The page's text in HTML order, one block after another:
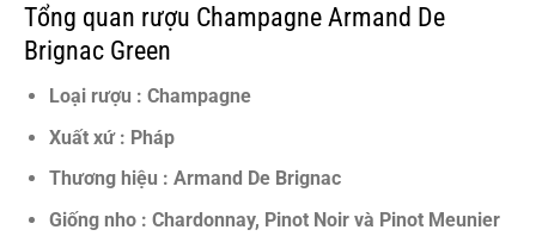
là:
11.700.000 VNĐ.
tại
là:
Tổng quan rượu Champagne Armand De
Brignac Green
Loại rượu : Champagne
Xuất xứ : Pháp
Thương hiệu : Armand De Brignac
Giống nho : Chardonnay, Pinot Noir và Pinot Meunier